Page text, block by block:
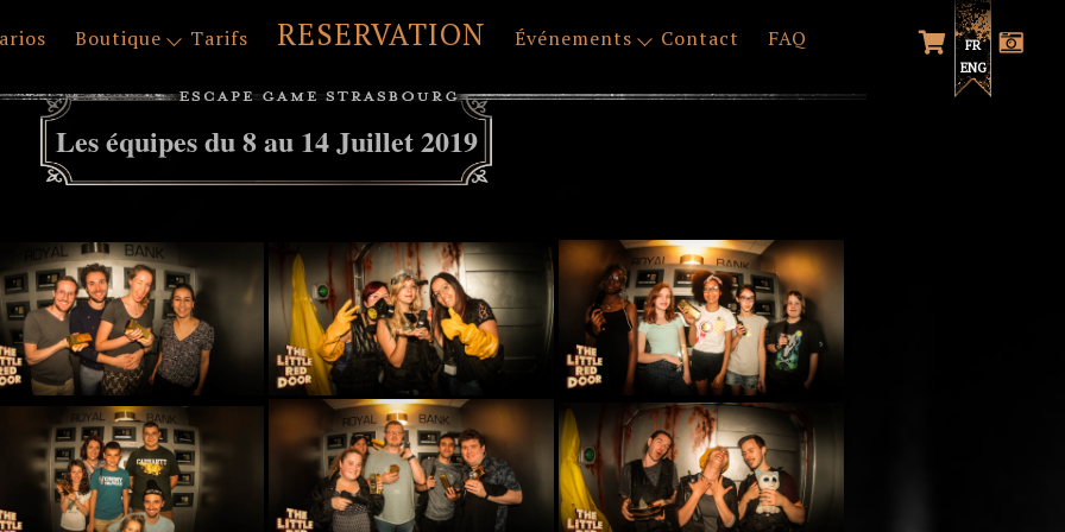
Boutique Tarifs RESERVATION Événements Contact FAQ
FR
ENG
Les équipes du 8 au 14 Juillet 2019